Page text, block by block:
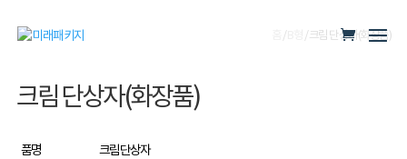
/ / 크림 단상자(화장품)
크림 단상자(화장품)
품명
크림 단상자